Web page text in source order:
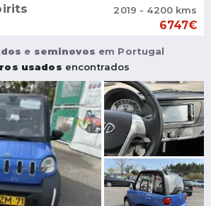
2019 - 4200 kms
6747€
e seminovos em Portugal
usados encontrados